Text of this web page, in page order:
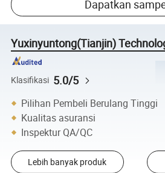
Dapatkan
Yuxinyuntong(Tianjin)
Klasifikasi 5.0/5
Pilihan Pembeli Berulang Tinggi
Kualitas asuransi
Inspektur QA/QC
Lebih banyak produk